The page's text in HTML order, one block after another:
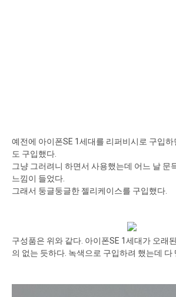
예전에 아이폰SE 1세대를 리퍼비시로 구입
도 구입했다.
그냥 그러려니 하면서 사용했는데 어느 날 문
느낌이 들었다.
그래서 둥글둥글한 젤리케이스를 구입했다.
구성품은 위와 같다. 아이폰SE 1세대가 오래
의 없는 듯하다. 녹색으로 구입하려 했는데 다